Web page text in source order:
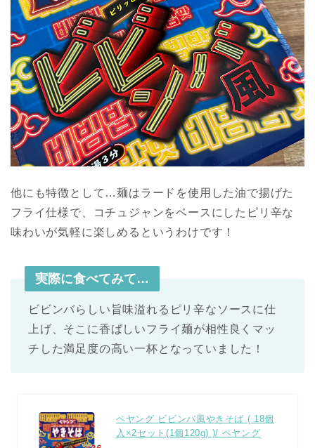
他にも特徴として…麺はラードを使用した油で揚げた
フライ仕様で、コチュジャンをベースにしたピリ辛な
味わいが気軽に楽しめるというわけです！
実際に食べてみて…
ビビンバらしい旨味溢れるピリ辛なソースに仕
上げ、そこに香ばしいフライ麺が相性良くマッ
チした満足度の高い一杯となっていました！
ペヤング ビビンバ風やきそば ( 18個
入×2セット(1個120g) )/ ペヤング